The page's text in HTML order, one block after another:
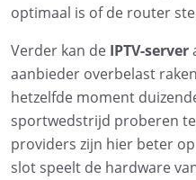
optimaal is of de router
Verder kan de IPTV-server
aanbieder overbelast
hetzelfde moment
sportwedstrijd proberen
providers zijn hier beter
slot speelt de hardware